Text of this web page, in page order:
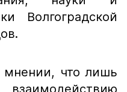
Волгоградской
что лишь